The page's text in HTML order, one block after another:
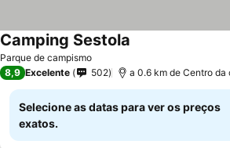
Parque de campismo
Camping Sestola
8,9 Excelente 502 a 0.6 km de Centro da
Selecione as datas para ver os preços
exatos.